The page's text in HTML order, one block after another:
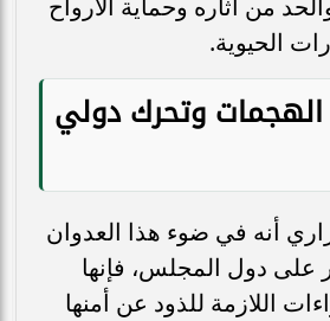
من آثاره وحماية الأرواح
الحيوية.
وتحرك دولي
أنه في ضوء هذا العدوان
على دول المجلس، فإنها
اللازمة للذود عن أمنها